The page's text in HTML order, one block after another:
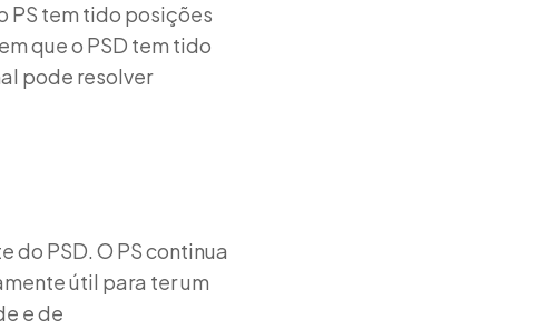
PS tem tido posições
que o PSD tem tido
pode resolver
PSD. O PS continua
útil para ter um
e de